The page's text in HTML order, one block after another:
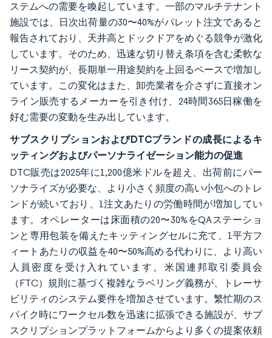
ステムへの需要を喚起しています。一部のマルチテナント
施設では、日次出荷量の30〜40%がパレット注文であると
報告されており、天井高とドックドアをめぐる競争が激化
しています。そのため、迅速な切り替え条項を含む柔軟な
リース契約が、長期単一用途契約を上回るペースで増加し
ています。この変化はまた、卸売業者を介さずに直接オン
ライン販売するメーカーを引き付け、24時間365日稼働を
好む需要の変動を生み出しています。
サブスクリプションおよびDTCブランドの成長によるキ
ッティングおよびパーソナライゼーション能力の促進
DTC販売は2025年に1,200億米ドルを超え、出荷前にパー
ソナライズが必要な、より小さく頻度の高い小包へのトレ
ンドが続いており、1注文あたりの労働時間が増加してい
ます。オペレーターは床面積の20〜30%をQAステーショ
ンと専用包装を備えたキッティングセルに充て、1平方フ
ィートあたりの収益を40〜50%高める代わりに、より高い
人員密度を受け入れています。米国連邦取引委員会
（FTC）規則に基づく複雑なラベリング義務が、トレーサ
ビリティのシステム要件を増加させています。繁忙期のス
パイク時にワークセル数を迅速に拡張できる施設が、サブ
スクリプションプラットフォームからより多くの提案依頼